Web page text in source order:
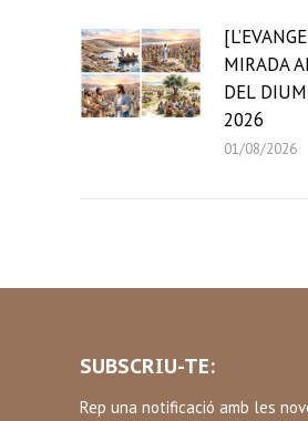
MIRADA
DEL
2026
01/08/2026
SUBSCRIU-TE:
Rep una notificació amb les